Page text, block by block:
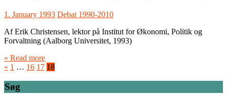
1. January 1993 Debat 1990-2010
Af Erik Christensen, lektor på Institut for Økonomi, Politik og
Forvaltning (Aalborg Universitet, 1993)
» Read more
« 1 … 16 17 18
Søg